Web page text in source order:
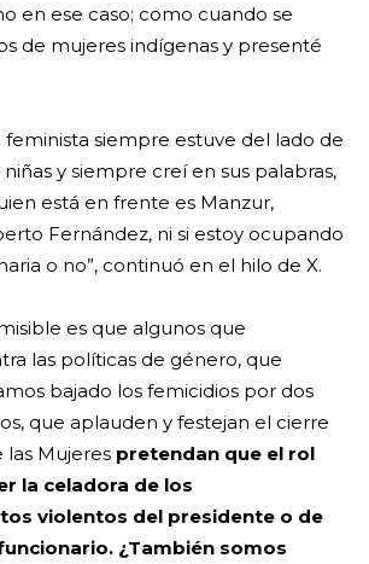
en ese caso; como cuando se
de mujeres indígenas y presenté
feminista siempre estuve del lado de
niñas y siempre creí en sus palabras,
está en frente es Manzur,
Fernández, ni si estoy ocupando
o no”, continuó en el hilo de X.
es que algunos que
las políticas de género, que
bajado los femicidios por dos
que aplauden y festejan el cierre
las Mujeres pretendan que el rol
la celadora de los
violentos del presidente o de
¿También somos